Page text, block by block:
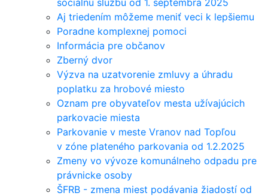
sociálnu službu od 1. septembra 2025
Aj triedením môžeme meniť veci k lepšiemu
Poradne komplexnej pomoci
Informácia pre občanov
Zberný dvor
Výzva na uzatvorenie zmluvy a úhradu
poplatku za hrobové miesto
Oznam pre obyvateľov mesta užívajúcich
parkovacie miesta
Parkovanie v meste Vranov nad Topľou
v zóne plateného parkovania od 1.2.2025
Zmeny vo vývoze komunálneho odpadu pre
právnicke osoby
ŠFRB - zmena miest podávania žiadostí od